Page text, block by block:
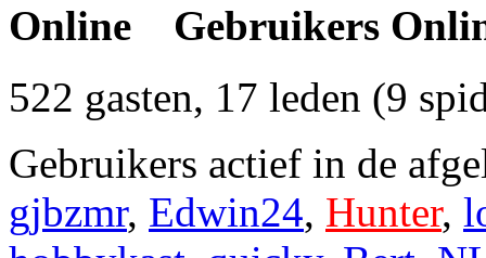
Gebruikers
522 gasten, 17 leden (9
Gebruikers actief in de
gjbzmr, Edwin24, Hunter,